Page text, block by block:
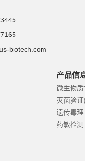
biotech.com
产品信
微生物质
灭菌验
遗传毒理
药敏检测